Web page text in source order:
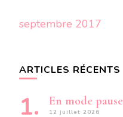
septembre 2017
ARTICLES RÉCENTS
En mode pause
12 juillet 2026